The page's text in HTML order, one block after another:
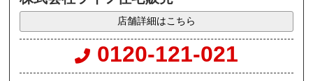
店舗詳細はこちら
0120-121-021